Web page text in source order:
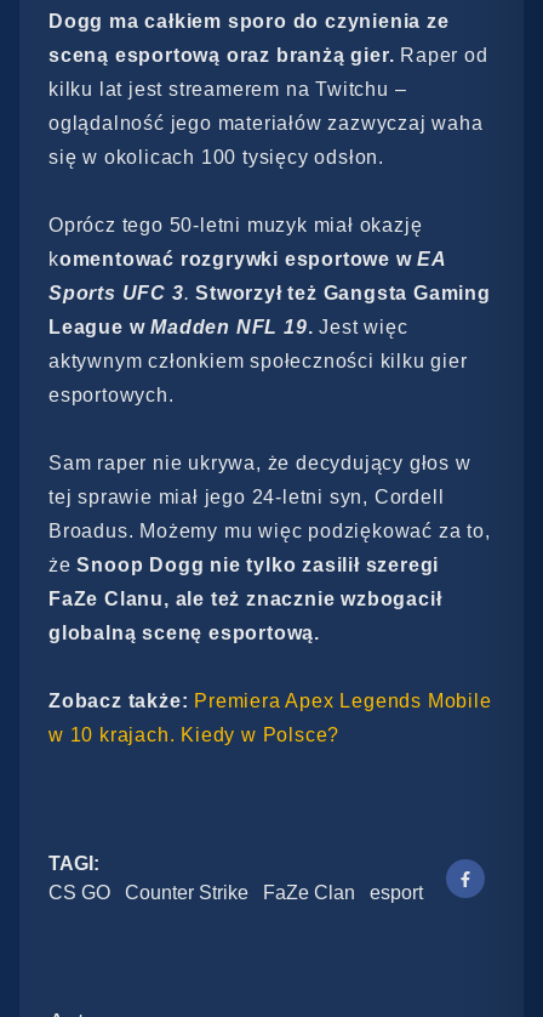
Dogg ma całkiem sporo do czynienia ze
sceną esportową oraz branżą gier. Raper od
kilku lat jest streamerem na Twitchu –
oglądalność jego materiałów zazwyczaj waha
się w okolicach 100 tysięcy odsłon.
Oprócz tego 50-letni muzyk miał okazję
komentować rozgrywki esportowe wEA
Sports UFC 3. Stworzył też Gangsta Gaming
League wMadden NFL 19.Jest więc
aktywnym członkiem społeczności kilku gier
esportowych.
Sam raper nie ukrywa, że decydujący głos w
tej sprawie miał jego 24-letni syn, Cordell
Broadus. Możemy mu więc podziękować za to,
żeSnoop Dogg nie tylko zasilił szeregi
FaZe Clanu, ale też znacznie wzbogacił
globalną scenę esportową.
Zobacz także: Premiera Apex Legends Mobile
w 10 krajach. Kiedy w Polsce?
TAGI:
CS GO
Counter Strike FaZe Clan esport